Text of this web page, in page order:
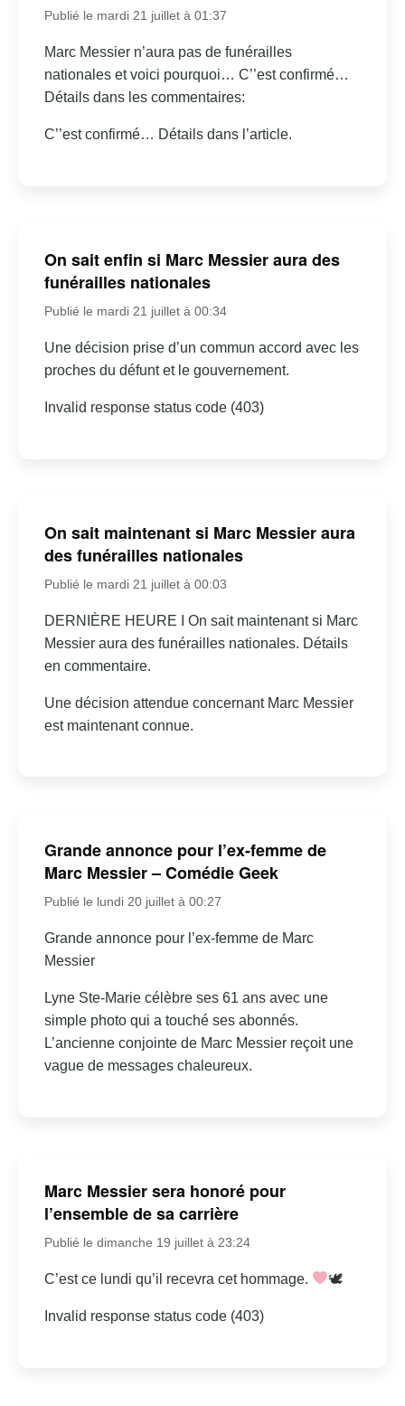
Publié le mardi 21 juillet à 01:37
Marc Messier n’aura pas de funérailles
nationales et voici pourquoi… C’’est confirmé…
Détails dans les commentaires:
C’’est confirmé… Détails dans l’article.
On sait enfin si Marc Messier aura des
funérailles nationales
Publié le mardi 21 juillet à 00:34
Une décision prise d’un commun accord avec les
proches du défunt et le gouvernement.
Invalid response status code (403)
On sait maintenant si Marc Messier aura
des funérailles nationales
Publié le mardi 21 juillet à 00:03
DERNIÈRE HEURE I On sait maintenant si Marc
Messier aura des funérailles nationales. Détails
en commentaire.
Une décision attendue concernant Marc Messier
est maintenant connue.
Grande annonce pour l’ex-femme de
Marc Messier – Comédie Geek
Publié le lundi 20 juillet à 00:27
Grande annonce pour l’ex-femme de Marc
Messier
Lyne Ste-Marie célèbre ses 61 ans avec une
simple photo qui a touché ses abonnés.
L’ancienne conjointe de Marc Messier reçoit une
vague de messages chaleureux.
Marc Messier sera honoré pour
l’ensemble de sa carrière
Publié le dimanche 19 juillet à 23:24
C’est ce lundi qu’il recevra cet hommage. 🕊
Invalid response status code (403)